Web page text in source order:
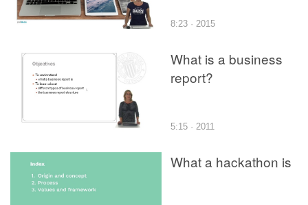
8:23 · 2015
What is a business
report?
5:15 · 2011
What a hackathon is